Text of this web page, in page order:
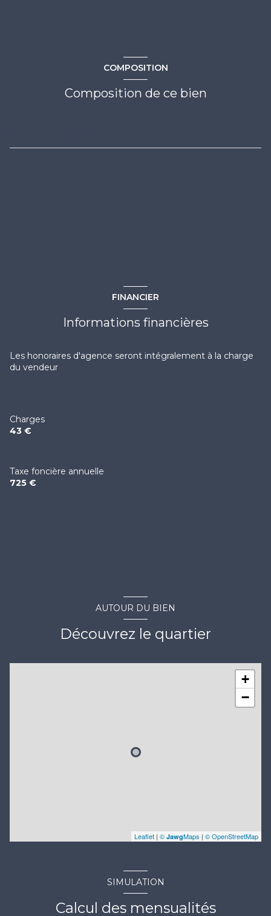
COMPOSITION
Composition de ce bien
FINANCIER
Informations financières
Les honoraires d'agence seront intégralement à la charge
du vendeur
Charges
43 €
Taxe foncière annuelle
725 €
AUTOUR DU BIEN
Découvrez le quartier
+
−
Leaflet | © JawgMaps | © OpenStreetMap
SIMULATION
Calcul des mensualités